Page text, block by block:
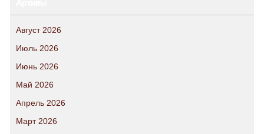
Август 2026
Июль 2026
Июнь 2026
Май 2026
Апрель 2026
Март 2026